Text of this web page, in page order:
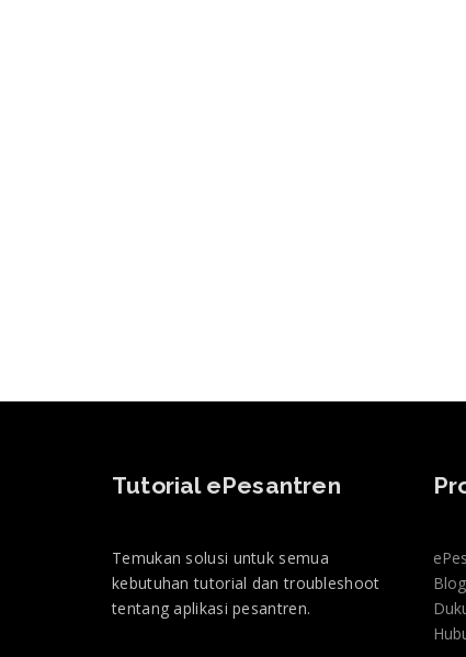
Tutorial ePesantren
Temukan solusi untuk semua
kebutuhan tutorial dan troubleshoot
tentang aplikasi pesantren.
Blog